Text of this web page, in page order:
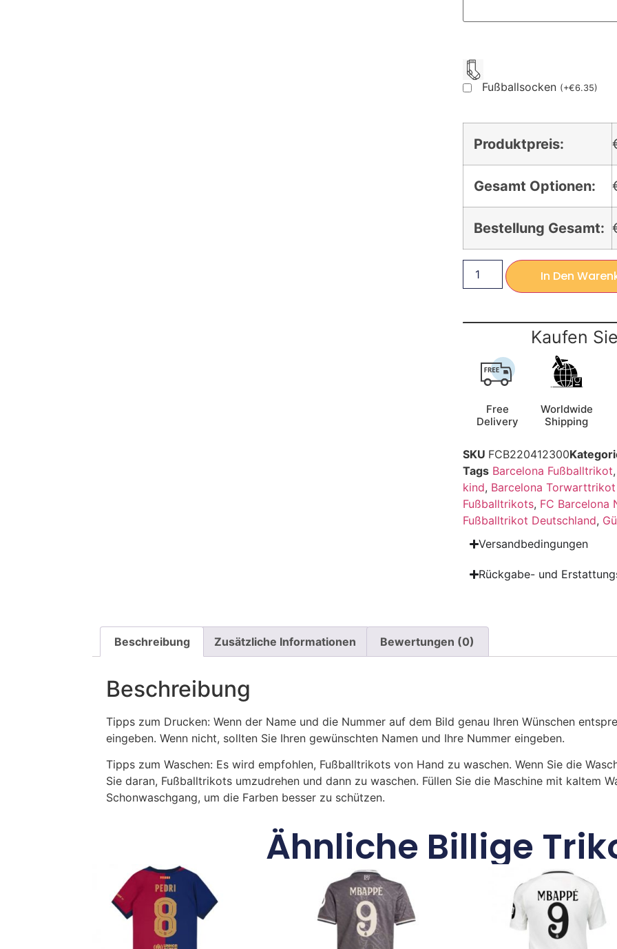
Fußballsocken (+€6.35)
Produktpreis:
Gesamt Optionen:
Bestellung Gesamt:
In Den
Kaufen
Free
Delivery
Worldwide
Shipping
SKU FCB220412300
Tags Barcelona Fußballtrikot,
kind, Barcelona
Fußballtrikots, FC Barcelona
Fußballtrikot Deutschland,
Versandbedingungen
Rückgabe- und
Beschreibung Zusätzliche Informationen Bewertungen (0)
Beschreibung
Tipps zum Drucken: Wenn der Name und die Nummer auf dem Bild genau Ihren Wünschen
eingeben. Wenn nicht, sollten Sie Ihren gewünschten Namen und Ihre Nummer eingeben.
Tipps zum Waschen: Es wird empfohlen, Fußballtrikots von Hand zu waschen. Wenn Sie die
Sie daran, Fußballtrikots umzudrehen und dann zu waschen. Füllen Sie die Maschine mit kaltem
Schonwaschgang, um die Farben besser zu schützen.
Ähnliche Billige